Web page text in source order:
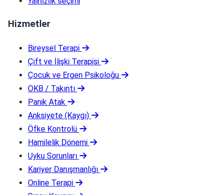
Hizmetler
Bireysel Terapi
Çift ve İlişki Terapisi
Çocuk ve Ergen Psikoloğu
OKB / Takıntı
Panik Atak
Anksiyete (Kaygı)
Öfke Kontrolü
Hamilelik Dönemi
Uyku Sorunları
Kariyer Danışmanlığı
Online Terapi